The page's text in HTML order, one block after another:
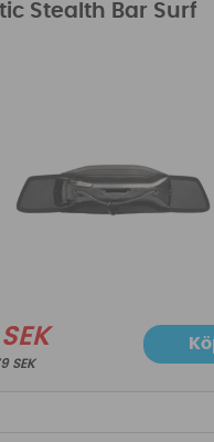
Stealth Bar Surf
SEK